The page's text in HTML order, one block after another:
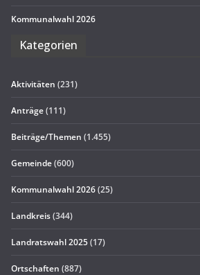
Kom­mu­nal­wahl 2026
Kate­go­rien
Aktivitäten (231)
Anträge(111)
Beiträge/Themen (1.455)
Gemeinde(600)
Kommunalwahl 2026(25)
Landkreis(344)
Landratswahl 2025(17)
Ortschaften (887)